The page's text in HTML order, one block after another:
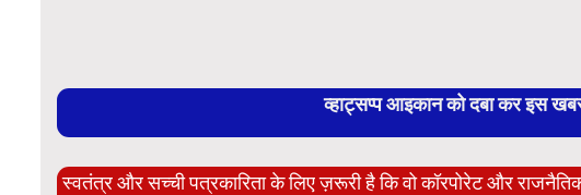
व्हाट्सप्प आइकान को दबा कर इस
स्वतंत्र और सच्ची पत्रकारिता के लिए ज़रूरी है कि वो कॉरपोरेट और